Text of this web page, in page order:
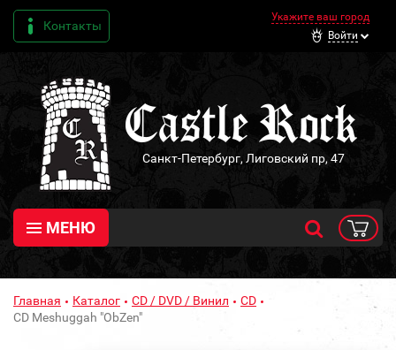
Контакты
Укажите ваш город
Войти
Санкт-Петербург, Лиговский пр, 47
МЕНЮ
Главная Каталог CD / DVD / Винил
CD
CD Meshuggah "ObZen"